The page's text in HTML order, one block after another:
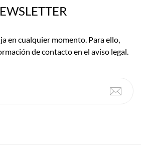
en cualquier momento. Para ello,
de contacto en el aviso legal.